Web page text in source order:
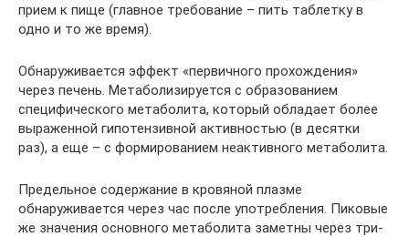
прием к пище (главное требование – пить таблетку в
одно и то же время).
Обнаруживается эффект «первичного прохождения»
через печень. Метаболизируется с образованием
специфического метаболита, который обладает более
выраженной гипотензивной активностью (в десятки
раз), а еще – с формированием неактивного метаболита.
Предельное содержание в кровяной плазме
обнаруживается через час после употребления. Пиковые
же значения основного метаболита заметны через три-